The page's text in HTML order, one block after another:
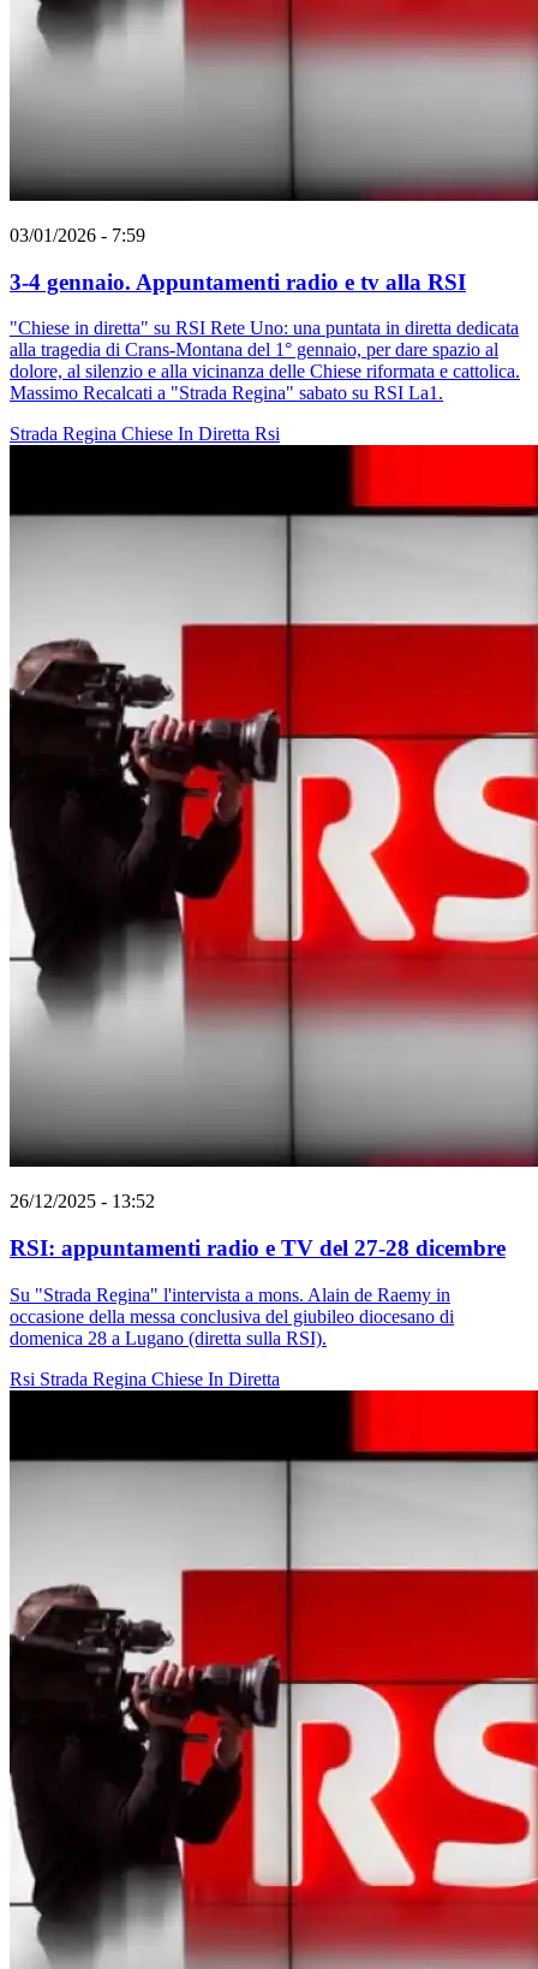
03/01/2026 - 7:59
3-4 gennaio. Appuntamenti radio e tv alla RSI
"Chiese in diretta" su RSI Rete Uno: una puntata in diretta dedicata
alla tragedia di Crans-Montana del 1° gennaio, per dare spazio al
dolore, al silenzio e alla vicinanza delle Chiese riformata e cattolica.
Massimo Recalcati a "Strada Regina" sabato su RSI La1.
Strada Regina Chiese In Diretta Rsi
26/12/2025 - 13:52
RSI: appuntamenti radio e TV del 27-28 dicembre
Su "Strada Regina" l'intervista a mons. Alain de Raemy in
occasione della messa conclusiva del giubileo diocesano di
domenica 28 a Lugano (diretta sulla RSI).
Rsi Strada Regina Chiese In Diretta